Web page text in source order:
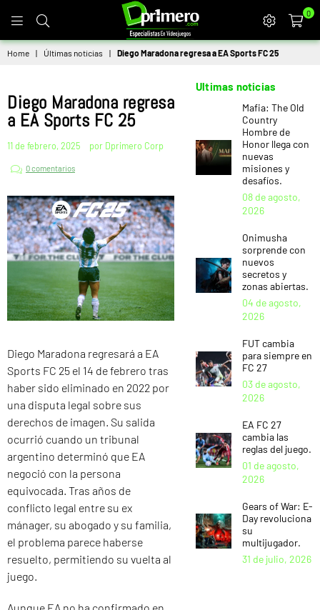
DPRIMERO
0
Home | Últimas noticias | Diego Maradona regresa a EA Sports FC 25
Diego Maradona regresa
a EA Sports FC 25
11 de febrero, 2025 por Dprimero Corp
0 comentarios
Diego Maradona regresará a EA
Sports FC 25 el 14 de febrero tras
haber sido eliminado en 2022 por
una disputa legal sobre sus
derechos de imagen. Su salida
ocurrió cuando un tribunal
argentino determinó que EA
negoció con la persona
equivocada. Tras años de
conflicto legal entre su ex
mánager, su abogado y su familia,
el problema parece haberse
resuelto, permitiendo su vuelta al
juego.
Ultimas noticias
Mafia: The Old
Country
Hombre de
Honor llega con
nuevas
misiones y
desafíos.
08 de agosto,
2026
Onimusha
sorprende con
nuevos
secretos y
zonas abiertas.
04 de agosto,
2026
FUT cambia
para siempre en
FC 27
03 de agosto,
2026
EA FC 27
cambia las
reglas del juego.
01 de agosto,
2026
Gears of War: E-
Day revoluciona
su
multijugador.
31 de julio, 2026